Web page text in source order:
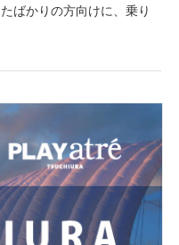
ばかりの方向けに、乗り